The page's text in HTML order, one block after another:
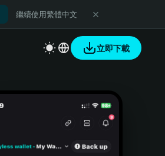
繼續使用繁體中文
立即下載